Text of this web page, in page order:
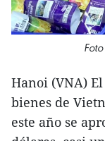
Hanoi (VNA)
bienes de
este año se